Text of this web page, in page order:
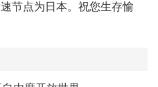
节点为日本。祝您生存愉